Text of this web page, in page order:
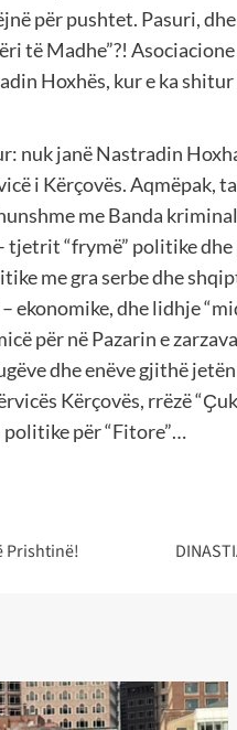
për pushtet. Pasuri,
të Madhe”?!
Hoxhës, kur e ka
nuk janë Nastradin
i Kërçovës. Aqmëpak,
me Banda
tjetrit “frymë” politike
me gra serbe dhe
ekonomike, dhe lidhje
për në Pazarin e
dhe enëve gjithë
Kërçovës, rrëzë
për “Fitore”…
Prishtinë!